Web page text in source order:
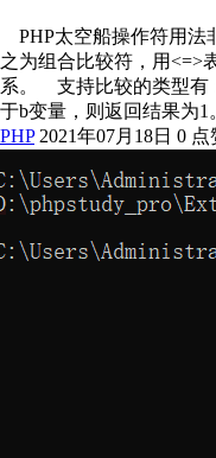
PHP太空船操作符用法
之为组合比较符，用
系。 支持比较的类型有
于b变量，则返回结果为
PHP 2021年07月18日 0 点